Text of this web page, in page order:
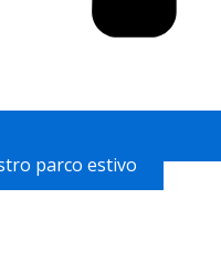
parco estivo